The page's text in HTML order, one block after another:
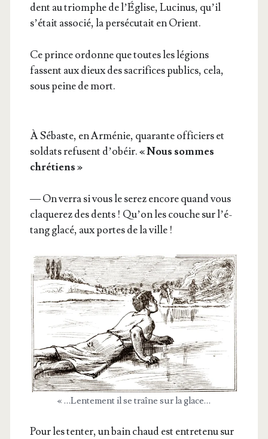
dent au triomphe de l’Église, Luci­nus, qu’il
s’é­tait asso­cié, la per­sé­cu­tait en Orient.
Ce prince ordonne que toutes les légions
fassent aux dieux des sacri­fices publics, cela,
sous peine de mort.
À Sébaste, en Armé­nie, qua­rante offi­ciers et
sol­dats refusent d’o­béir.« Nous sommes
chré­tiens »
— On ver­ra si vous le serez encore quand vous
cla­que­rez des dents ! Qu’on les couche sur l’é­
tang gla­cé, aux portes de la ville !
« …Len­te­ment il se traîne sur la glace…
Pour les ten­ter, un bain chaud est entre­te­nu sur